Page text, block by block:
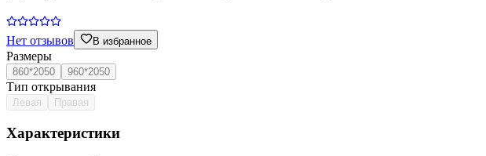
Нет отзывов В избранное
Размеры
860*2050 960*2050
Тип открывания
Левая Правая
Характеристики